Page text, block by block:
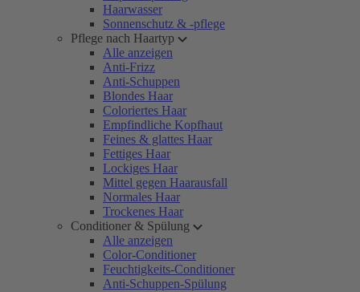
Haarwasser
Sonnenschutz & -pflege
Pflege nach Haartyp
Alle anzeigen
Anti-Frizz
Anti-Schuppen
Blondes Haar
Coloriertes Haar
Empfindliche Kopfhaut
Feines & glattes Haar
Fettiges Haar
Lockiges Haar
Mittel gegen Haarausfall
Normales Haar
Trockenes Haar
Conditioner & Spülung
Alle anzeigen
Color-Conditioner
Feuchtigkeits-Conditioner
Anti-Schuppen-Spülung